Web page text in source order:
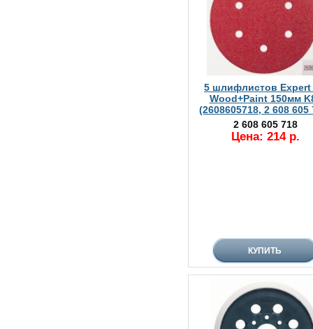
5 шлифлистов Expert
Wood+Paint 150мм
(2608605718, 2 608 605
2 608 605 718
Цена: 214 р.